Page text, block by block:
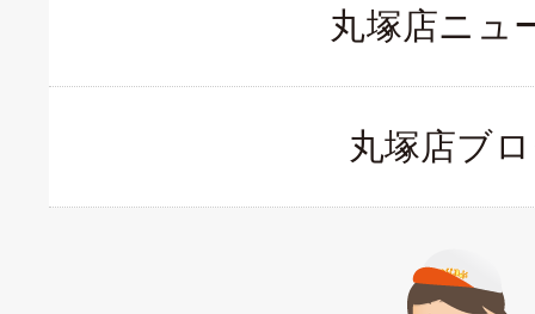
丸塚店ニュ
丸塚店ブ